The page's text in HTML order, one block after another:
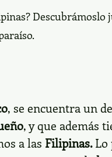
, se encuentra un
, y que además
a las Filipinas.Lo